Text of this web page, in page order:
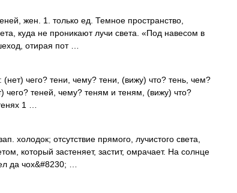
жен. 1. только ед. Темное пространство,
куда не проникают лучи света. «Под навесом в
отирая пот …
чего? тени, чему? тени, (вижу) что? тень, чем?
чего? теней, чему? теням и теням, (вижу) что?
1 …
холодок; отсутствие прямого, лучистого света,
который застеняет, застит, омрачает. На солнце
да чох&#8230; …